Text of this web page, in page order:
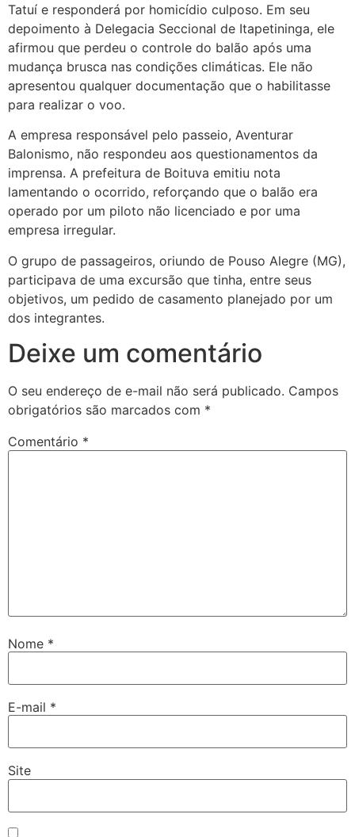
Tatuí e responderá por homicídio culposo. Em seu
depoimento à Delegacia Seccional de Itapetininga, ele
afirmou que perdeu o controle do balão após uma
mudança brusca nas condições climáticas. Ele não
apresentou qualquer documentação que o habilitasse
para realizar o voo.
A empresa responsável pelo passeio, Aventurar
Balonismo, não respondeu aos questionamentos da
imprensa. A prefeitura de Boituva emitiu nota
lamentando o ocorrido, reforçando que o balão era
operado por um piloto não licenciado e por uma
empresa irregular.
O grupo de passageiros, oriundo de Pouso Alegre (MG),
participava de uma excursão que tinha, entre seus
objetivos, um pedido de casamento planejado por um
dos integrantes.
Deixe um comentário
O seu endereço de e-mail não será publicado. Campos
obrigatórios são marcados com *
Comentário *
Nome *
E-mail *
Site